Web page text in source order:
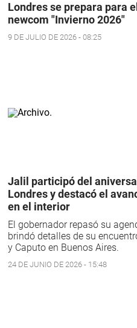
Londres se prepara para
newcom "Invierno 2026"
9 DE JULIO DE 2026 - 08:25
Jalil participó del
Londres y destacó el
en el interior
El gobernador repasó su
brindó detalles de su
y Caputo en Buenos Aires.
24 DE JUNIO DE 2026 - 15:48